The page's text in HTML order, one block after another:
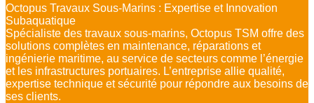
Octopus Travaux Sous-Marins : Expertise et Innovation
Subaquatique
Spécialiste des travaux sous-marins, Octopus TSM offre des
solutions complètes en maintenance, réparations et
ingénierie maritime, au service de secteurs comme l’énergie
et les infrastructures portuaires. L’entreprise allie qualité,
expertise technique et sécurité pour répondre aux besoins de
ses clients.